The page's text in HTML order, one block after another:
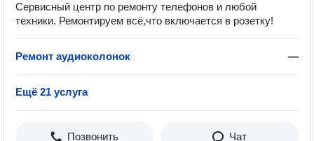
Сервисный центр по ремонту телефонов и любой
техники. Ремонтируем всё,что включается в розетку!
Ремонт аудиоколонок —
Ещё 21 услуга
Позвонить Чат